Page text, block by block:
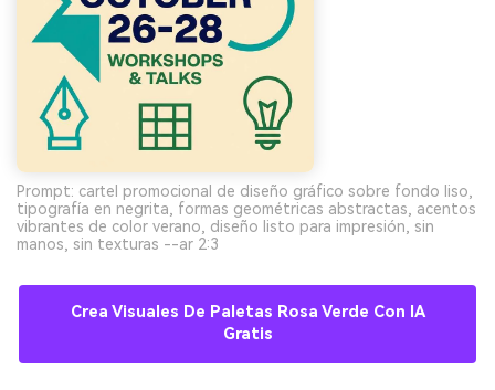
Prompt: cartel promocional de diseño gráfico sobre fondo liso,
tipografía en negrita, formas geométricas abstractas, acentos
vibrantes de color verano, diseño listo para impresión, sin
manos, sin texturas --ar 2:3
Crea Visuales De Paletas Rosa Verde Con IA
Gratis